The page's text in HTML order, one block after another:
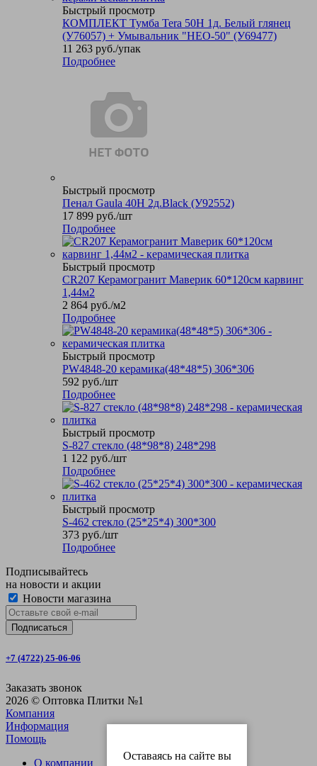
Быстрый просмотр
КОМПЛЕКТ Тумба Tera 50Н 1д. Белый глянец
(У76057) + Умывальник "НЕО-50" (У69477)
11 263 руб./упак
Подробнее
Быстрый просмотр
Пенал Gaula 40Н 2д.Black (У92552)
17 899 руб./шт
Подробнее
Быстрый просмотр
CR207 Керамогранит Маверик 60*120см карвинг
1,44м2
2 864 руб./м2
Подробнее
Быстрый просмотр
PW4848-20 керамика(48*48*5) 306*306
592 руб./шт
Подробнее
Быстрый просмотр
S-827 стекло (48*98*8) 248*298
1 122 руб./шт
Подробнее
Быстрый просмотр
S-462 стекло (25*25*4) 300*300
373 руб./шт
Подробнее
Подписывайтесь
на новости и акции
Новости магазина
+7 (4722) 25-06-06
Заказать звонок
2026 © Оптовка Плитки №1
Компания
Информация
Помощь
О компании
Оставаясь на сайте вы